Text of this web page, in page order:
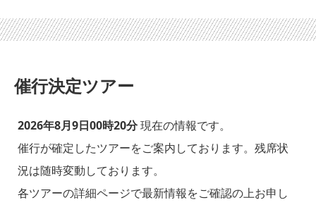
催行決定ツアー
2026年8月9日00時20分現在の情報です。
催行が確定したツアーをご案内しております。残席状
況は随時変動しております。
各ツアーの詳細ページで最新情報をご確認の上お申し